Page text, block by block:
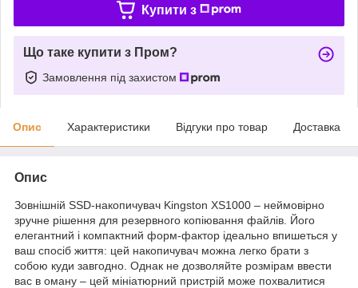
Купити з
Що таке купити з Пром?
Замовлення під захистом
Опис Характеристики Відгуки про товар Доставка
Опис
Зовнішній SSD-накопичувач Kingston XS1000 – неймовірно
зручне рішення для резервного копіювання файлів. Його
елегантний і компактний форм-фактор ідеально впишеться у
ваш спосіб життя: цей накопичувач можна легко брати з
собою куди завгодно. Однак не дозволяйте розмірам ввести
вас в оману – цей мініатюрний пристрій може похвалитися